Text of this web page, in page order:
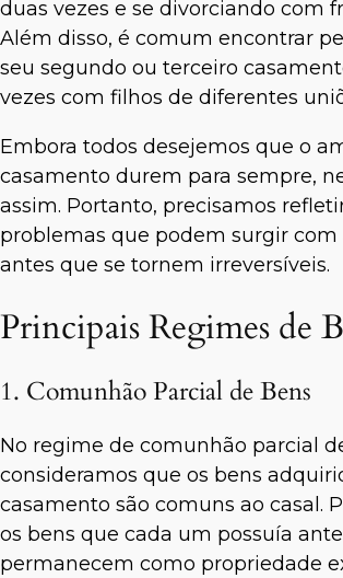
duas vezes e se divorciando com
Além disso, é comum encontrar
seu segundo ou terceiro
vezes com filhos de diferentes
Embora todos desejemos que o
casamento durem para sempre,
assim. Portanto, precisamos
problemas que podem surgir com
antes que se tornem irreversíveis.
Principais Regimes de
1. Comunhão Parcial de Bens
No regime de comunhão parcial
consideramos que os bens
casamento são comuns ao casal.
os bens que cada um possuía
permanecem como propriedade